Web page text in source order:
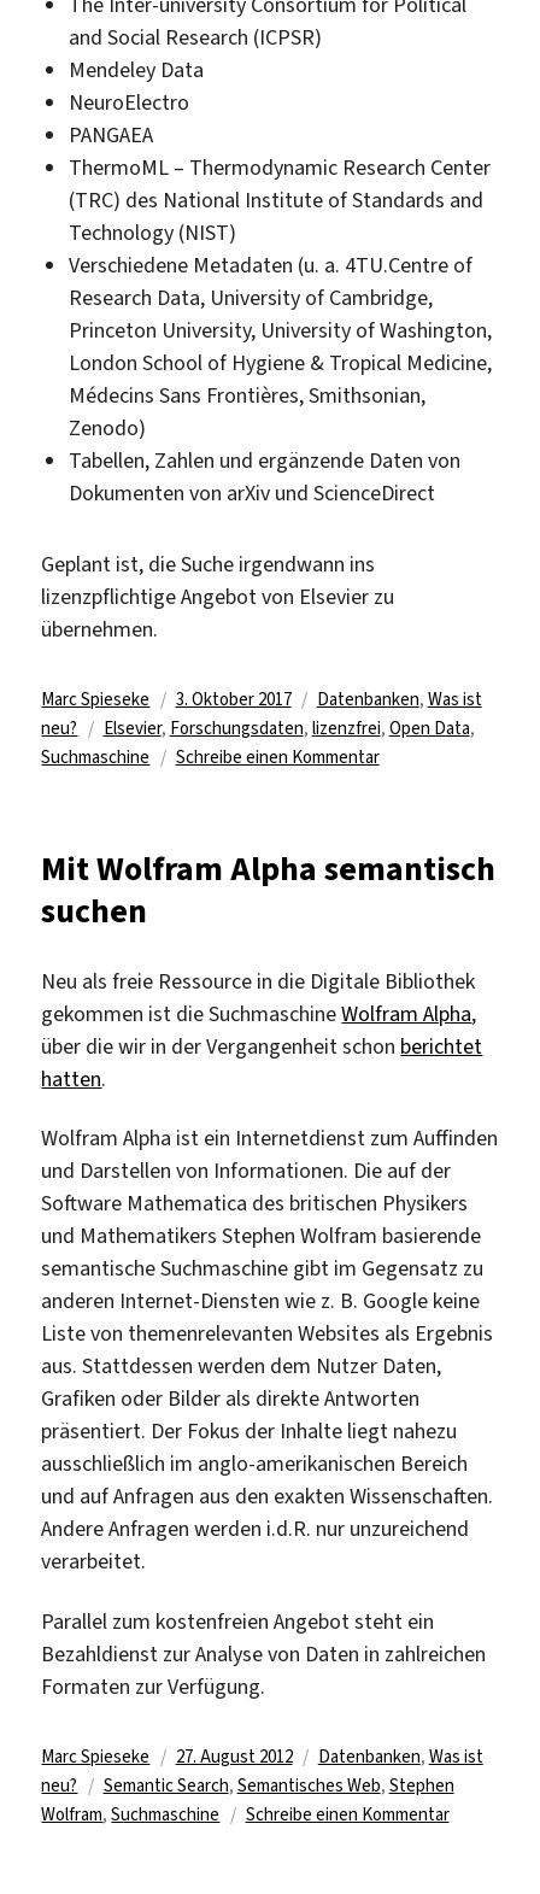
and Social Research (ICPSR)
Mendeley Data
NeuroElectro
PANGAEA
ThermoML – Thermodynamic Research Center
(TRC) des National Institute of Standards and
Technology (NIST)
Verschiedene Metadaten (u. a. 4TU.Centre of
Research Data, University of Cambridge,
Princeton University, University of Washington,
London School of Hygiene & Tropical Medicine,
Médecins Sans Frontières, Smithsonian,
Zenodo)
Tabellen, Zahlen und ergänzende Daten von
Dokumenten von arXiv und ScienceDirect
Geplant ist, die Suche irgendwann ins
lizenzpflichtige Angebot von Elsevier zu
übernehmen.
Autor
Marc Spieseke
Veröffentlicht
am
3. Oktober 2017 Kategorien
Datenbanken, Was ist
neu?
Schlagwörter
Elsevier, Forschungsdaten, lizenzfrei, Open Data,
Suchmaschine
Schreibe einen Kommentarzu
Mit Wolfram Alpha semantisch
suchen
Neu als freie Ressource in die Digitale Bibliothek
gekommen ist die SuchmaschineWolfram Alpha,
über die wir in der Vergangenheit schon berichtet
hatten.
Wolfram Alpha ist ein Internetdienst zum Auffinden
und Darstellen von Informationen. Die auf der
Software Mathematica des britischen Physikers
und Mathematikers Stephen Wolfram basierende
semantische Suchmaschine gibt im Gegensatz zu
anderen Internet-Diensten wie z. B. Google keine
Liste von themenrelevanten Websites als Ergebnis
aus. Stattdessen werden dem Nutzer Daten,
Grafiken oder Bilder als direkte Antworten
präsentiert. Der Fokus der Inhalte liegt nahezu
ausschließlich im anglo-amerikanischen Bereich
und auf Anfragen aus den exakten Wissenschaften.
Andere Anfragen werden i.d.R. nur unzureichend
verarbeitet.
Parallel zum kostenfreien Angebot steht ein
Bezahldienst zur Analyse von Daten in zahlreichen
Formaten zur Verfügung.
Autor
Marc Spieseke
Veröffentlicht
am
27. August 2012 Kategorien
Datenbanken, Was ist
neu?
Schlagwörter
Semantic Search, Semantisches Web, Stephen
Wolfram,Suchmaschine Schreibe einen Kommentarzu